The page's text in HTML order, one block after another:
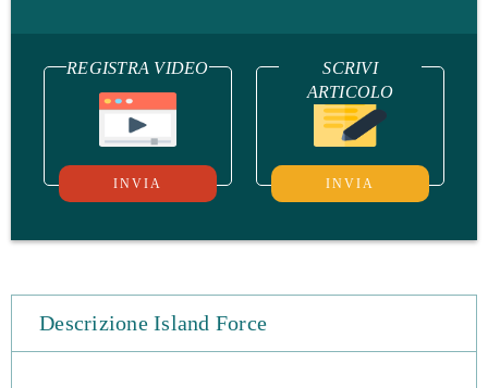
REGISTRA VIDEO
INVIA
SCRIVI
ARTICOLO
INVIA
Descrizione Island Force